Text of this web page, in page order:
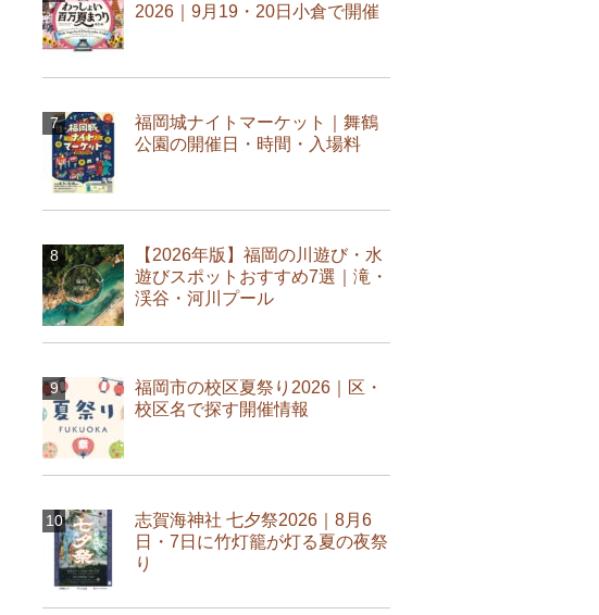
2026｜9月19・20日小倉で開催
福岡城ナイトマーケット｜舞鶴
公園の開催日・時間・入場料
【2026年版】福岡の川遊び・水
遊びスポットおすすめ7選｜滝・
渓谷・河川プール
福岡市の校区夏祭り2026｜区・
校区名で探す開催情報
志賀海神社 七夕祭2026｜8月6
日・7日に竹灯籠が灯る夏の夜祭
り